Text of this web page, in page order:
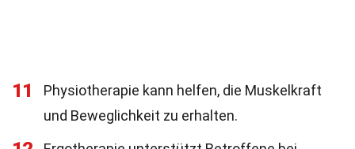
11
Physiotherapie kann helfen, die Muskelkraft
und Beweglichkeit zu erhalten.